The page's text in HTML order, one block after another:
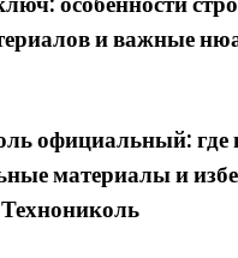
и важные
официальный: где
материалы и